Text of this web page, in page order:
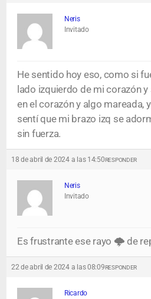
Neris
Invitado
He sentido hoy eso, como si
lado izquierdo de mi corazón
en el corazón y algo mareada,
sentí que mi brazo izq se
sin fuerza.
18 de abril de 2024 a las 14:50RESPONDER
Neris
Invitado
Es frustrante ese rayo 🌩️ de
22 de abril de 2024 a las 08:09RESPONDER
Ricardo